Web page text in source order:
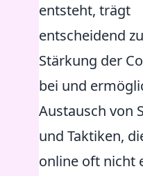
entsteht, trägt
entscheidend
Stärkung der
bei und
Austausch von
und Taktiken,
online oft nicht